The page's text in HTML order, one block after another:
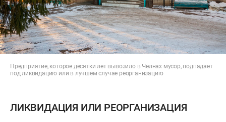
Предприятие, которое десятки лет вывозило в Челнах мусор, подпадает
под ликвидацию или в лучшем случае реорганизацию
ЛИКВИДАЦИЯ ИЛИ РЕОРГАНИЗАЦИЯ